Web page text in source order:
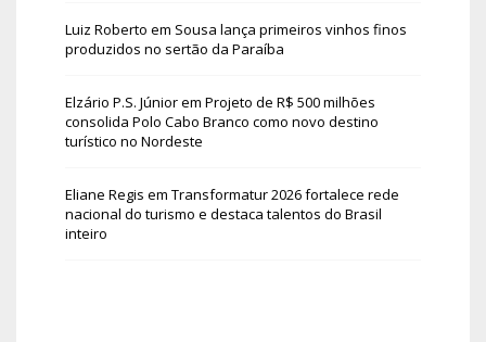
Luiz Roberto em Sousa lança primeiros vinhos finos
produzidos no sertão da Paraíba
Elzário P.S. Júniorem Projeto de R$ 500 milhões
consolida Polo Cabo Branco como novo destino
turístico no Nordeste
Eliane Regis em Transformatur 2026 fortalece rede
nacional do turismo e destaca talentos do Brasil
inteiro